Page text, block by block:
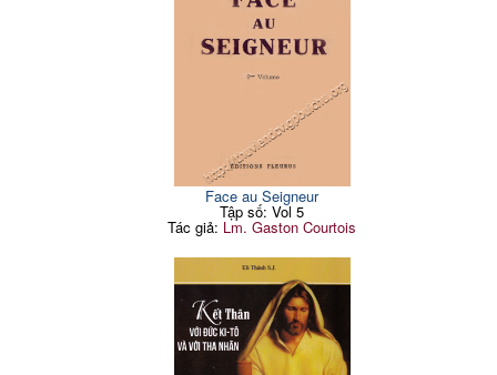
Face au Seigneur
Tập số: Vol 5
Tác giả: Lm. Gaston Courtois